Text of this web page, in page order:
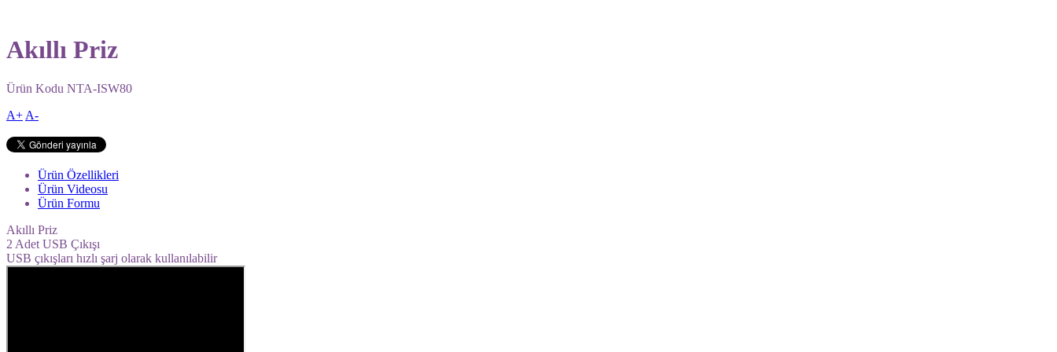
Akıllı Priz
Ürün Kodu NTA-ISW80
A+ A-
Ürün Özellikleri
Ürün Videosu
Ürün Formu
Akıllı Priz
2 Adet USB Çıkışı
USB çıkışları hızlı şarj olarak kullanılabilir